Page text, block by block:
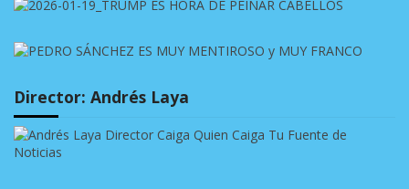
Director: Andrés Laya